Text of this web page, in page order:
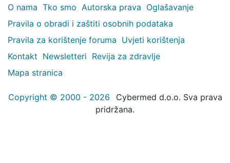
O nama Tko smo Autorska prava Oglašavanje
Pravila o obradi i zaštiti osobnih podataka
Pravila za korištenje foruma Uvjeti korištenja
Kontakt Newsletteri Revija za zdravlje
Mapa stranica
Copyright © 2000 - 2026
Cybermed d.o.o. Sva prava
pridržana.